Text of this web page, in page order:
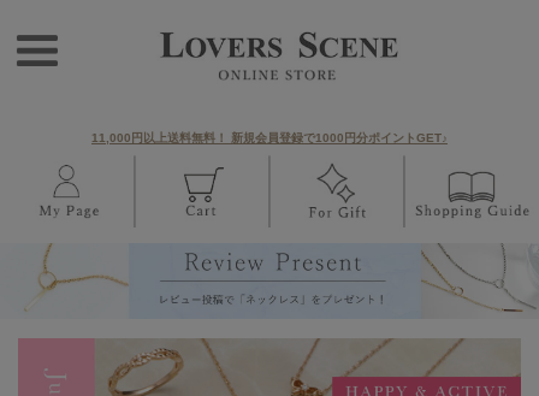
11,000円以上送料無料！ 新規会員登録で1000円分ポイントGET♪